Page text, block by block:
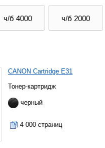
ч/б 4000 ч/б 2000
CANON Cartridge E31
Тонер-картридж
черный
4 000 страниц